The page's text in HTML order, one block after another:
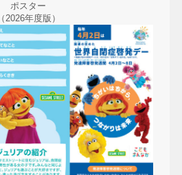
ポスター
（2026年度版）